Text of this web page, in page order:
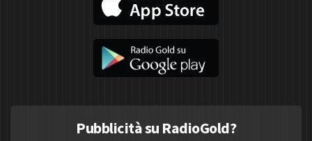
Pubblicità su RadioGold?